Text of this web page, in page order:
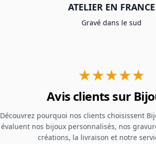
ATELIER EN FRANCE
Gravé dans le sud
★★★★★
Avis clients sur
Découvrez pourquoi nos clients choisissent
évaluent nos bijoux personnalisés, nos
créations, la livraison et notre